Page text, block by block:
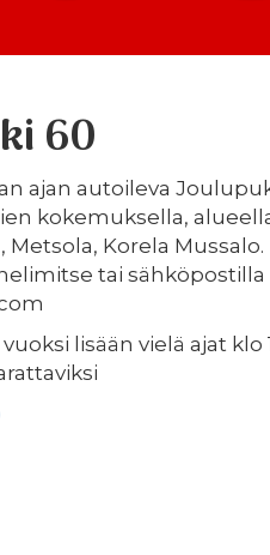
60
ajan autoileva
kokemuksella,
Metsola, Korela Mussalo.
tai sähköpostilla
lisään vielä ajat klo